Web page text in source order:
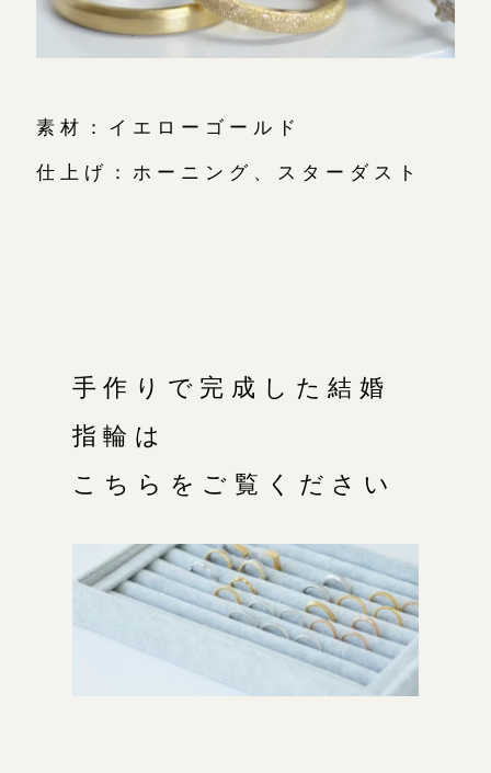
素材：イエローゴールド
仕上げ：ホーニング、スターダスト
手作りで完成した結婚
指輪は
こちらをご覧ください